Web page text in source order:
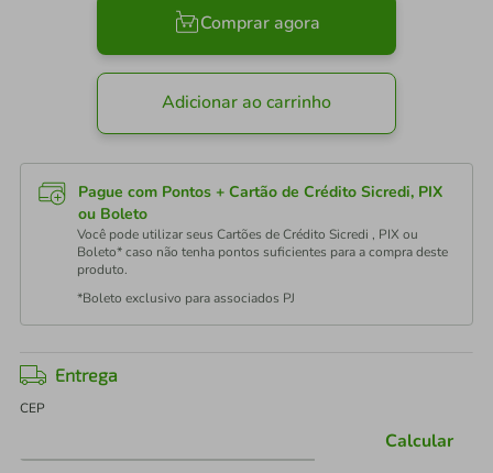
Comprar agora
Adicionar ao carrinho
Pague com Pontos + Cartão de Crédito Sicredi, PIX
ou Boleto
Você pode utilizar seus Cartões de Crédito Sicredi , PIX ou
Boleto* caso não tenha pontos suficientes para a compra deste
produto.
*Boleto exclusivo para associados PJ
Entrega
CEP
Calcular